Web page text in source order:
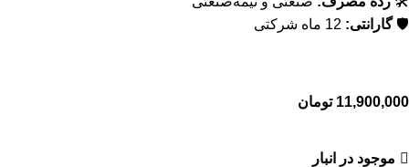
🛡گارانتی:
11,900,000 تومان
موجود در انبار